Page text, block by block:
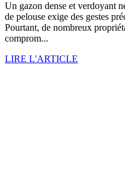
Un gazon dense et verdoyant
de pelouse exige des gestes
Pourtant, de nombreux
comprom...
LIRE L'ARTICLE